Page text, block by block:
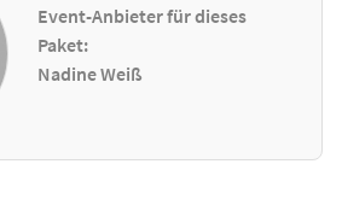
Event-Anbieter für dieses
Paket:
Nadine Weiß